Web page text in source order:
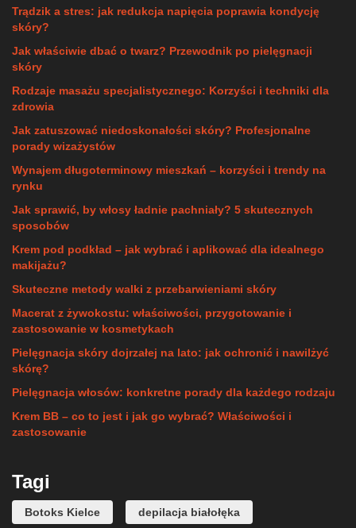
Trądzik a stres: jak redukcja napięcia poprawia kondycję
skóry?
Jak właściwie dbać o twarz? Przewodnik po pielęgnacji
skóry
Rodzaje masażu specjalistycznego: Korzyści i techniki dla
zdrowia
Jak zatuszować niedoskonałości skóry? Profesjonalne
porady wizażystów
Wynajem długoterminowy mieszkań – korzyści i trendy na
rynku
Jak sprawić, by włosy ładnie pachniały? 5 skutecznych
sposobów
Krem pod podkład – jak wybrać i aplikować dla idealnego
makijażu?
Skuteczne metody walki z przebarwieniami skóry
Macerat z żywokostu: właściwości, przygotowanie i
zastosowanie w kosmetykach
Pielęgnacja skóry dojrzałej na lato: jak ochronić i nawilżyć
skórę?
Pielęgnacja włosów: konkretne porady dla każdego rodzaju
Krem BB – co to jest i jak go wybrać? Właściwości i
zastosowanie
Tagi
Botoks Kielce depilacja białołęka